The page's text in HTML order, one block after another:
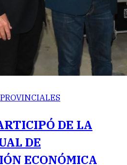
PROVINCIALES
DE LA
DE
ECONÓMICA